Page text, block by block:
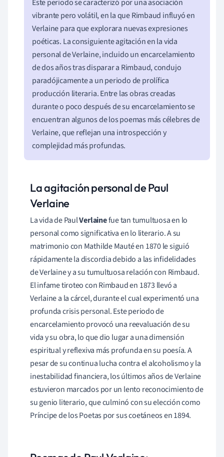
Este periodo se caracterizó por una asociación
vibrante pero volátil, en la que Rimbaud influyó en
Verlaine para que explorara nuevas expresiones
poéticas. La consiguiente agitación en la vida
personal de Verlaine, incluido un encarcelamiento
de dos años tras disparar a Rimbaud, condujo
paradójicamente a un periodo de prolífica
producción literaria. Entre las obras creadas
durante o poco después de su encarcelamiento se
encuentran algunos de los poemas más célebres de
Verlaine, que reflejan una introspección y
complejidad más profundas.
La agitación personal de Paul
Verlaine
La vida de PaulVerlainefue tan tumultuosa en lo
personal como significativa en lo literario. A su
matrimonio con Mathilde Mauté en 1870 le siguió
rápidamente la discordia debido a las infidelidades
de Verlaine y a su tumultuosa relación con Rimbaud.
El infame tiroteo con Rimbaud en 1873 llevó a
Verlaine a la cárcel, durante el cual experimentó una
profunda crisis personal. Este periodo de
encarcelamiento provocó una reevaluación de su
vida y su obra, lo que dio lugar a una dimensión
espiritual y reflexiva más profunda en su poesía. A
pesar de su continua lucha contra el alcoholismo y la
inestabilidad financiera, los últimos años de Verlaine
estuvieron marcados por un lento reconocimiento de
su genio literario, que culminó con su elección como
Príncipe de los Poetas por sus coetáneos en 1894.